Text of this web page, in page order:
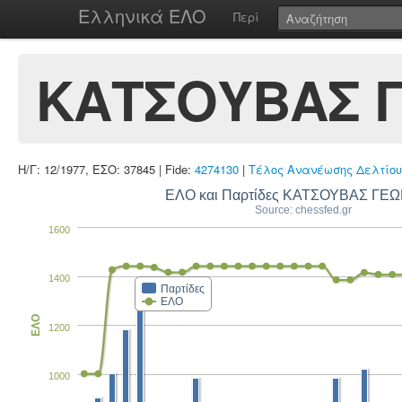
Ελληνικά ΕΛΟ Περί
ΚΑΤΣΟΥΒΑΣ
Η/Γ: 12/1977, ΕΣΟ: 37845 | Fide: 4274130 | Τέλος Ανανέωσης Δελτίου
ΕΛΟ και Παρτίδες ΚΑΤΣΟΥΒΑΣ
Source: chessfed.gr
Παρτίδες
ΕΛΟ
1000
1200
1400
1600
ΕΛΟ